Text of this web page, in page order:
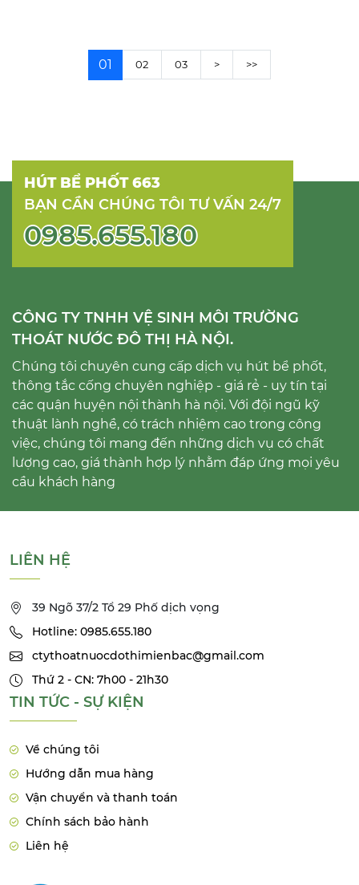
01 02 03 > >>
HÚT BỂ PHỐT 663
BẠN CẦN CHÚNG TÔI TƯ VẤN 24/7
0985.655.180
CÔNG TY TNHH VỆ SINH MÔI TRƯỜNG
THOÁT NƯỚC ĐÔ THỊ HÀ NỘI.
Chúng tôi chuyên cung cấp dịch vụ hút bể phốt,
thông tắc cống chuyên nghiệp - giá rẻ - uy tín tại
các quận huyện nội thành hà nội. Với đội ngũ kỹ
thuật lành nghề, có trách nhiệm cao trong công
việc, chúng tôi mang đến những dịch vụ có chất
lượng cao, giá thành hợp lý nhằm đáp ứng mọi yêu
cầu khách hàng
LIÊN HỆ
39 Ngõ 37/2 Tổ 29 Phố dịch vọng
Hotline: 0985.655.180
ctythoatnuocdothimienbac@gmail.com
Thứ 2 - CN: 7h00 - 21h30
TIN TỨC - SỰ KIỆN
Về chúng tôi
Hướng dẫn mua hàng
Vận chuyển và thanh toán
Chính sách bảo hành
Liên hệ